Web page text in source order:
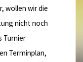
wollen wir die
nicht noch
Turnier
Terminplan,